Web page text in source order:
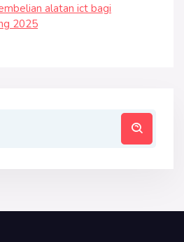
alatan ict bagi
2025